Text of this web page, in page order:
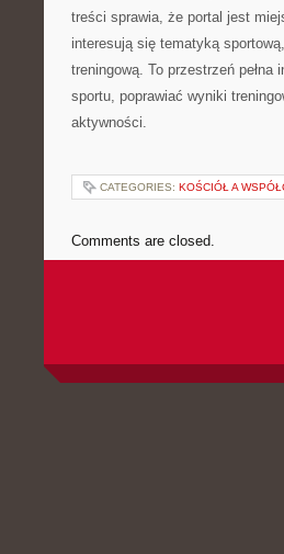
treści sprawia, że portal jest
interesują się tematyką
treningową. To przestrzeń
sportu, poprawiać wyniki
aktywności.
CATEGORIES: KOŚCIÓŁ A
Comments are closed.